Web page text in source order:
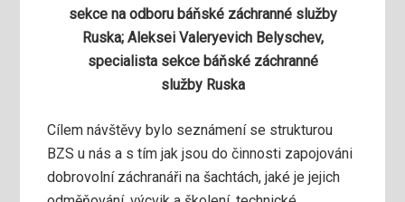
sekce na odboru báňské záchranné služby
Ruska; Aleksei Valeryevich Belyschev,
specialista sekce báňské záchranné
služby Ruska
Cílem návštěvy bylo seznámení se strukturou
BZS u nás a s tím jak jsou do činnosti zapojováni
dobrovolní záchranáři na šachtách, jaké je jejich